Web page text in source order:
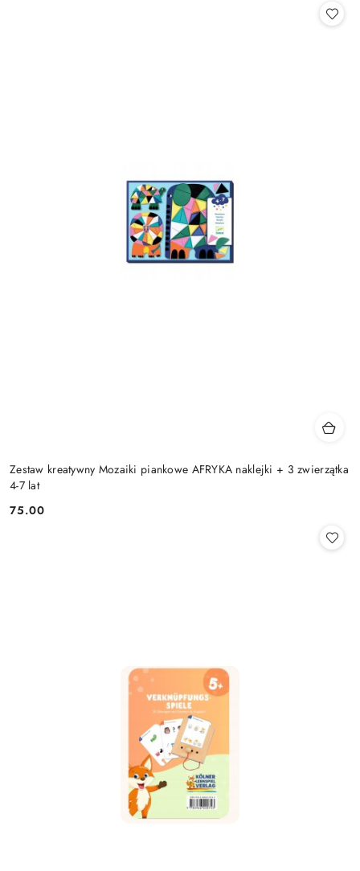
Zestaw kreatywny Mozaiki piankowe AFRYKA naklejki + 3 zwierzątka
4-7 lat
Cena:
75.00